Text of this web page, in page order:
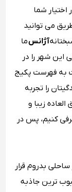
شما
می توانید
آژانسما
این شهر را در
به فهرست پکیج
را تجربه
زیبا و
کنیم، پس در
بدروم قرار
ترین جاذبه